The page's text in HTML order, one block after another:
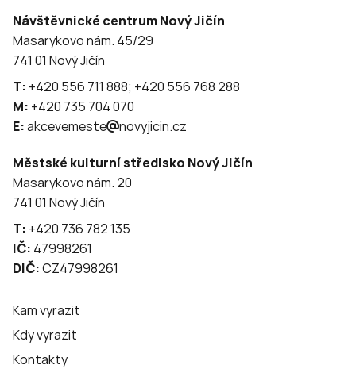
Návštěvnické centrum Nový Jičín
Masarykovo nám. 45/29
741 01 Nový Jičín
T: +420 556 711 888; +420 556 768 288
M: +420 735 704 070
E:akcevemeste novyjicin.cz
Městské kulturní středisko Nový Jičín
Masarykovo nám. 20
741 01 Nový Jičín
T: +420 736 782 135
IČ: 47998261
DIČ:CZ47998261
Kam vyrazit
Kdy vyrazit
Kontakty